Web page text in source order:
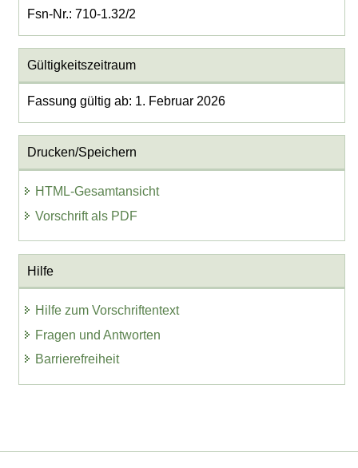
Fsn-Nr.: 710-1.32/2
Gültigkeitszeitraum
Fassung gültig ab: 1. Februar 2026
Drucken/Speichern
HTML-Gesamtansicht
Vorschrift als PDF
Hilfe
Hilfe zum Vorschriftentext
Fragen und Antworten
Barrierefreiheit